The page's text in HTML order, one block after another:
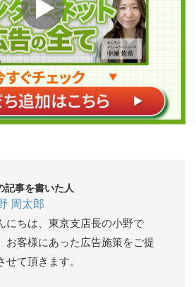
記事を書いた人
周太郎
にちは、東京支店長の小野で
お客様にあった広告施策をご提
せて頂きます。